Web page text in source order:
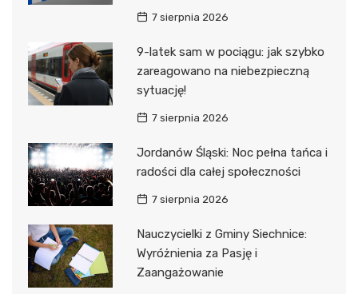
7 sierpnia 2026
9-latek sam w pociągu: jak szybko
zareagowano na niebezpieczną
sytuację!
7 sierpnia 2026
Jordanów Śląski: Noc pełna tańca i
radości dla całej społeczności
7 sierpnia 2026
Nauczycielki z Gminy Siechnice:
Wyróżnienia za Pasję i
Zaangażowanie